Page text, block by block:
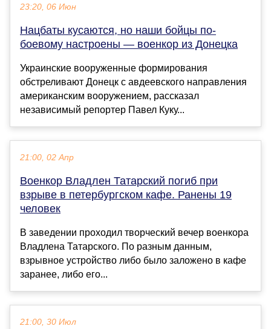
23:20, 06 Июн
Нацбаты кусаются, но наши бойцы по-
боевому настроены — военкор из Донецка
Украинские вооруженные формирования
обстреливают Донецк с авдеевского направления
американским вооружением, рассказал
независимый репортер Павел Куку...
21:00, 02 Апр
Военкор Владлен Татарский погиб при
взрыве в петербургском кафе. Ранены 19
человек
В заведении проходил творческий вечер военкора
Владлена Татарского. По разным данным,
взрывное устройство либо было заложено в кафе
заранее, либо его...
21:00, 30 Июл